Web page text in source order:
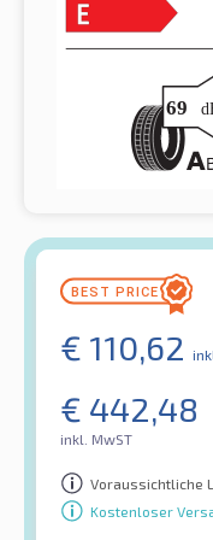
€ 110,62
€ 442,48
inkl. MwST
Voraussichtliche
Kostenloser